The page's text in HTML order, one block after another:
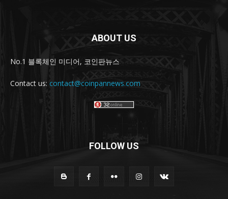
ABOUT US
No.1 블록체인 미디어, 코인판뉴스
Contact us: contact@coinpannews.com
FOLLOW US